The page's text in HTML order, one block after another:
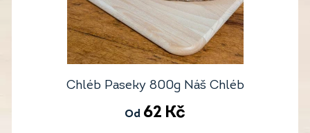
Chléb Paseky 800g Náš Chléb
Od 62 Kč